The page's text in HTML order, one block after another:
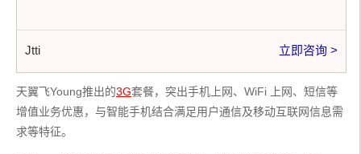
Jtti 立即咨询 >
天翼飞Young推出的3G套餐，突出手机上网、WiFi 上网、短信等
增值业务优惠，与智能手机结合满足用户通信及移动互联网信息需
求等特征。